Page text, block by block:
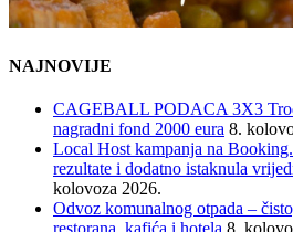
NAJNOVIJE
CAGEBALL PODACA 3X3
nagradni fond 2000 eura 8.
Local Host kampanja na
rezultate i dodatno istaknula
kolovoza 2026.
Odvoz komunalnog otpada –
restorana, kafića i hotela 8.